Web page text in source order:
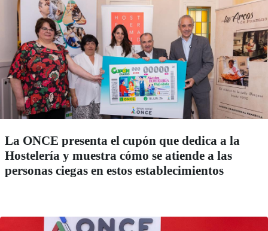
La ONCE presenta el cupón que dedica a la
Hostelería y muestra cómo se atiende a las
personas ciegas en estos establecimientos